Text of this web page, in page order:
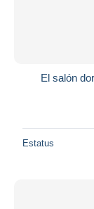
El salón
Estatus